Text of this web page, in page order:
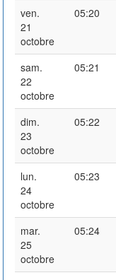
ven.
21
octobre
05:20
sam.
22
octobre
05:21
dim.
23
octobre
05:22
lun.
24
octobre
05:23
mar.
25
octobre
05:24